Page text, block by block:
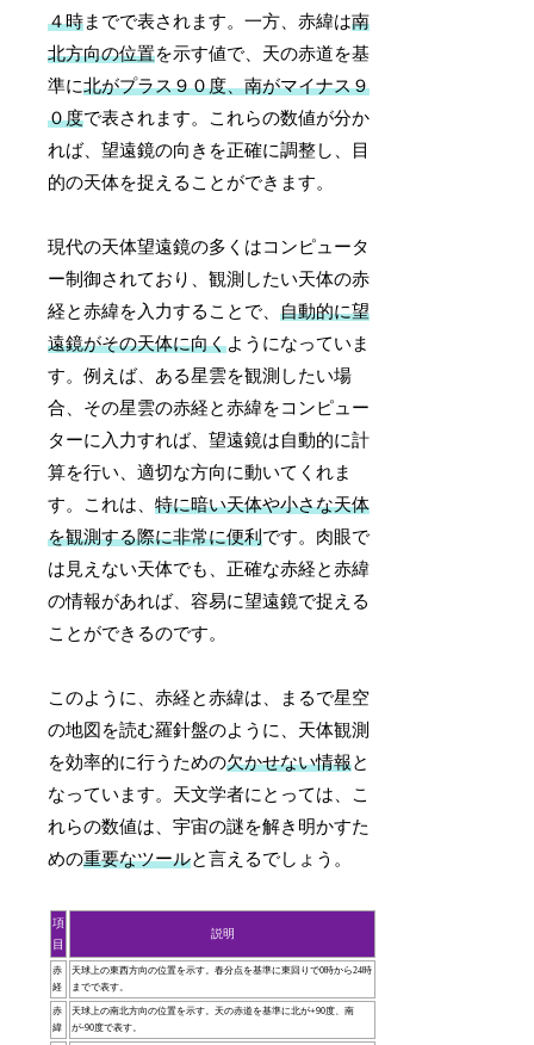
４時までで表されます。一方、赤緯は南
北方向の位置を示す値で、天の赤道を基
準に北がプラス９０度、南がマイナス９
０度で表されます。これらの数値が分か
れば、望遠鏡の向きを正確に調整し、目
的の天体を捉えることができます。
現代の天体望遠鏡の多くはコンピュータ
ー制御されており、観測したい天体の赤
経と赤緯を入力することで、自動的に望
遠鏡がその天体に向くようになっていま
す。例えば、ある星雲を観測したい場
合、その星雲の赤経と赤緯をコンピュー
ターに入力すれば、望遠鏡は自動的に計
算を行い、適切な方向に動いてくれま
す。これは、特に暗い天体や小さな天体
を観測する際に非常に便利です。肉眼で
は見えない天体でも、正確な赤経と赤緯
の情報があれば、容易に望遠鏡で捉える
ことができるのです。
このように、赤経と赤緯は、まるで星空
の地図を読む羅針盤のように、天体観測
を効率的に行うための欠かせない情報と
なっています。天文学者にとっては、こ
れらの数値は、宇宙の謎を解き明かすた
めの重要なツールと言えるでしょう。
項
目
説明
赤
経
天球上の東西方向の位置を示す。春分点を基準に東回りで0時から24時
までで表す。
赤
緯
天球上の南北方向の位置を示す。天の赤道を基準に北が+90度、南
が-90度で表す。